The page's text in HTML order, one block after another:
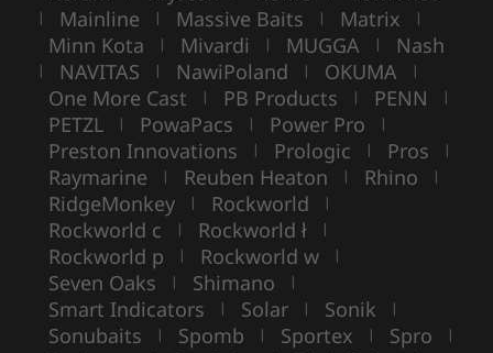
| Mainline | Massive Baits | Matrix |
Minn Kota | Mivardi | MUGGA | Nash
| NAVITAS | NawiPoland | OKUMA |
One More Cast | PB Products | PENN |
PETZL | PowaPacs | Power Pro |
Preston Innovations | Prologic | Pros |
Raymarine | Reuben Heaton | Rhino |
RidgeMonkey | Rockworld |
Rockworld c | Rockworld ł |
Rockworld p | Rockworld w |
Seven Oaks | Shimano |
Smart Indicators | Solar | Sonik |
Sonubaits | Spomb | Sportex | Spro |